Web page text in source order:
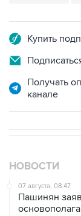
Купить
Получать
канале
НОВОСТИ
07 августа, 08:47
Пашинян